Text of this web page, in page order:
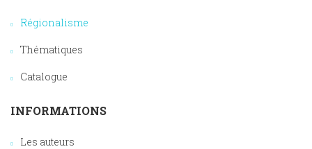
Régionalisme
Thématiques
Catalogue
INFORMATIONS
Les auteurs